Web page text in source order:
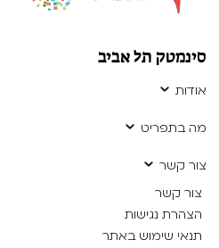
סינמטק תל אביב
אודות
מה בתפריט
צור קשר
צור קשר
הצהרת נגישות
תנאי שימוש באתר